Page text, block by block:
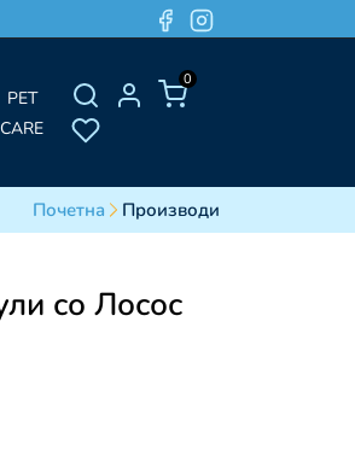
0
PET
CARE
Почетна Производи
со Лосос